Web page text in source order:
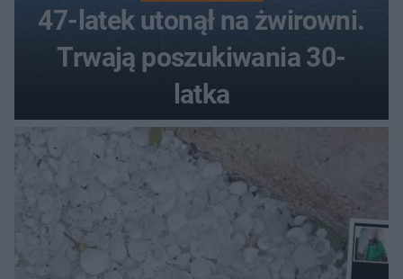
47-latek utonął na żwirowni.
Trwają poszukiwania 30-
latka